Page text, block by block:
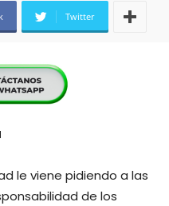
Twitter
le viene pidiendo a las
de los